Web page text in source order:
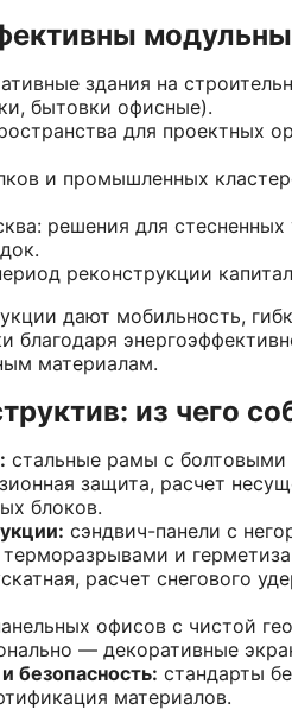
здания на
бытовки офисные).
для проектных
и промышленных
решения для стесненных
реконструкции
дают мобильность,
благодаря
материалам.
из чего
стальные рамы с болтовыми
защита, расчет
блоков.
сэндвич-панели с
и
расчет снегового
офисов с чистой
— декоративные
безопасность: стандарты
материалов.